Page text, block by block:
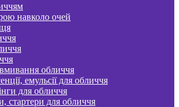
навколо очей
обличчя
емульсії для обличчя
для обличчя
стартери для обличчя